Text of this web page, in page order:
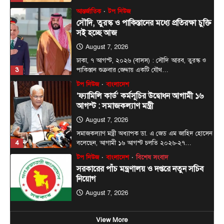
‘ফ্যামিলি কার্ড’ কর্মসূচির উদ্বোধন আগামী ১৬
আগস্ট : সমাজকল্যাণ মন্ত্রী
August 7, 2026
সমাজকল্যাণ মন্ত্রী অধ্যাপক ডা. এ জেড এম জাহিদ হোসেন
বলেছেন, আগামী ১৬ আগস্ট চলতি ২০২৬-২৭…
5
টপ নিউজ বাংলাদেশ বিশেষ সংবাদ
সরকারের পাঁচ মন্ত্রণালয় ও দপ্তরে নতুন সচিব
নিয়োগ
August 7, 2026
দেশের তিনটি মন্ত্রণালয় ও দুইটি দপ্তরে নতুন সচিব নিয়োগ
দিয়েছে সরকার। আজ (বৃহস্পতিবার) এ সংক্রান্ত…
জেলা সংবাদ টপ নিউজ বাংলাদেশ বিশেষ সংবাদ
প্রধানমন্ত্রী হিসাবে ২০ বছরের ব্যবধানে মা-
ছেলের বাঁশখালী সফর
August 8, 2026
এনামুল হক রাশেদী, চট্টগ্রামঃ ★ দুই দশক পর আবার
View More